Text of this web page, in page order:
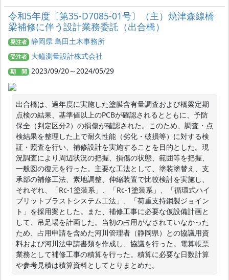
令和5年度〔第35-D7085-01号〕（主）焼津森線橋
梁補修に伴う設計業務委託（出合橋）
発注者 静岡県 島田土木事務所
受注者 大鐘測量設計株式会社
期 間 2023/09/20～2024/05/29
出合橋は、過年度に実施した塗膜含有量調査および橋梁定期
点検の結果、基準値以上のPCBが確認されるとともに、予防
保全（判定区分2）の損傷が確認された。このため、調査・点
検結果を整理した上で耐久性能（劣化・破損等）に対する検
証・照査を行い、補修設計を実施することを目的とした。現
況調査により周辺状況の把握、損傷の状態、範囲等を把握、
一般図の復元を行った。主要な工法として、塗装塗替え、支
承部の補修工法、素地調整、伸縮装置で比較検討を実施し、
それぞれ、「Rc-1塗装系」、「Rc-1塗装系」、「循環式ハイ
ブリットブラストシステム工法」、「荷重支持鋼製ジョイン
ト」を採用案とした。また、補修工事に必要な仮設備計画と
して、吊足場を計画した。当初の占用がなされていなかった
ため、占用申請を含めた河川管理者（静岡県）との協議用資
料および河川法申請書類を作成し、協議を行った。電算帳票
業務として補修工事の積算を行った。積算に必要な日数計算
や参考見積は積算資料としてとりまとめた。